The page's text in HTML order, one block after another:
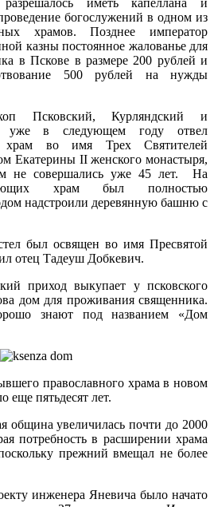
иметь капеллана и
богослужений в одном из
храмов. Позднее император
казны постоянное жалованье для
в Пскове в размере 200 рублей и
500 рублей на нужды
Псковский, Курляндский и
уже в следующем году отвел
храм во имя Трех Святителей
Екатерины II женского монастыря,
не совершались уже 45 лет. На
храм был полностью
надстроили деревянную башню с
был освящен во имя Пресвятой
отец Тадеуш Добкевич.
приход выкупает у псковского
дом для проживания священника.
знают под названием «Дом
православного храма в новом
еще пятьдесят лет.
община увеличилась почти до 2000
потребность в расширении храма
прежний вмещал не более
инженера Яневича было начато